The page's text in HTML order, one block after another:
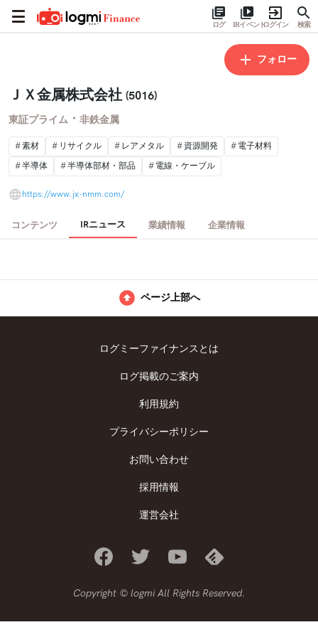
ログ IRイベントログイン 検索
フォロー
ＪＸ金属株式会社 (5016)
東証プライム ・ 非鉄金属
素材 リサイクル レアメタル 資源開発
電子材料
半導体
半導体部材・部品 電線・ケーブル
https://www.jx-nmm.com/
コンテンツ IRニュース 業績情報 企業情報
ページ上部へ
ログミーファイナンスとは
ログ掲載のご案内
利用規約
プライバシーポリシー
お問い合わせ
採用情報
運営会社
Copyright © logmi All Rights Reserved.